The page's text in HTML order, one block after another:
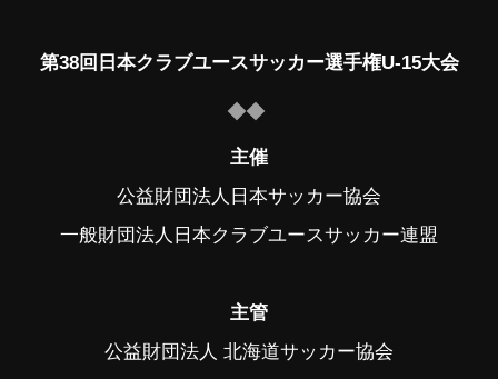
第38回日本クラブユースサッカー選手権U-15大会
主催
公益財団法人日本サッカー協会
一般財団法人日本クラブユースサッカー連盟
主管
公益財団法人 北海道サッカー協会